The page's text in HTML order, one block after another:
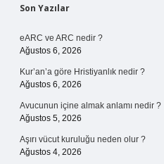
Sidebar
Son Yazılar
eARC ve ARC nedir ?
Ağustos 6, 2026
Kur’an’a göre Hristiyanlık nedir ?
Ağustos 6, 2026
Avucunun içine almak anlamı nedir ?
Ağustos 5, 2026
Aşırı vücut kuruluğu neden olur ?
Ağustos 4, 2026